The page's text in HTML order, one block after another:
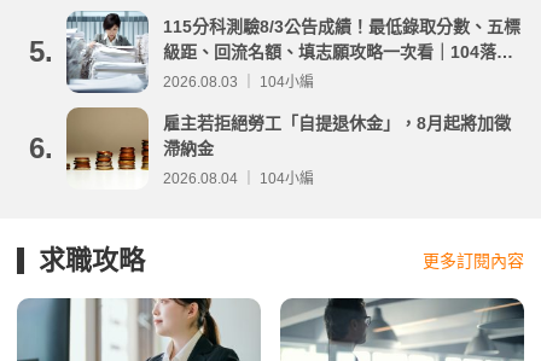
5.
115分科測驗8/3公告成績！最低錄取分數、五標
級距、回流名額、填志願攻略一次看｜104落點
分析
2026.08.03 ｜ 104小編
6.
雇主若拒絕勞工「自提退休金」，8月起將加徵
滯納金
2026.08.04 ｜ 104小編
求職攻略 更多訂閱內容